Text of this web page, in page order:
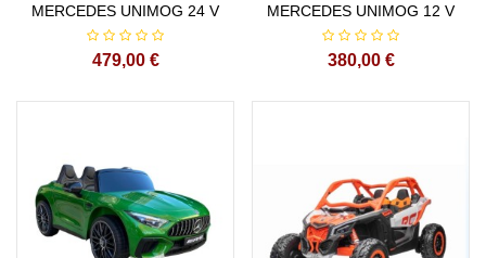
MERCEDES UNIMOG 24 V
479,00 €
MERCEDES UNIMOG 12 V
380,00 €